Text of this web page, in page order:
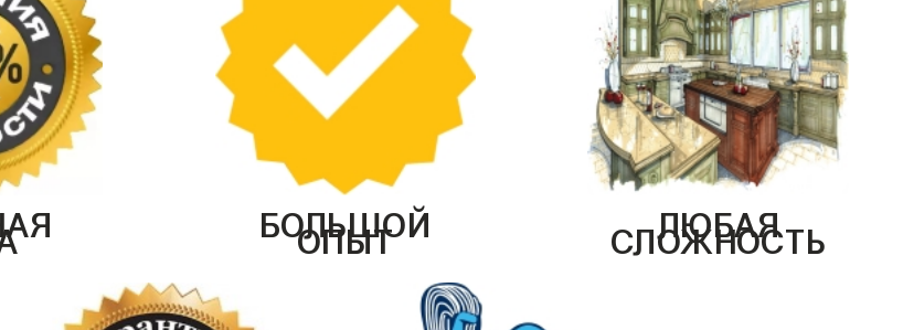
БОЛЬШОЙ
ОПЫТ ЛЮБАЯ
СЛОЖНОСТЬ